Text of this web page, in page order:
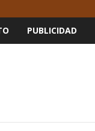
PUBLICIDAD